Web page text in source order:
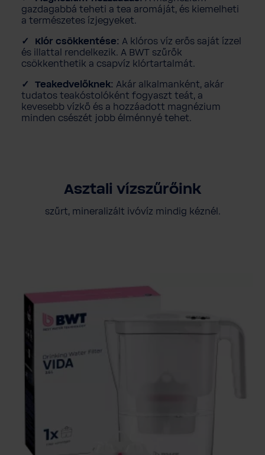
gazdagabbá teheti a tea aromáját, és kiemelheti
a természetes ízjegyeket.
Klór csökkentése: A klóros víz erős saját ízzel
és illattal rendelkezik. A BWT szűrők
csökkenthetik a csapvíz klórtartalmát.
Teakedvelőknek: Akár alkalmanként, akár
tudatos teakóstolóként fogyaszt teát, a
kevesebb vízkő és a hozzáadott magnézium
minden csészét jobb élménnyé tehet.
Asztali vízszűrőink
szűrt, mineralizált ivóvíz mindig kéznél.